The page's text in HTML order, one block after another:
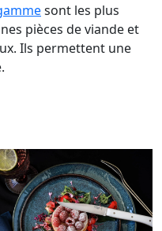
sont les plus
pièces de viande et
Ils permettent une